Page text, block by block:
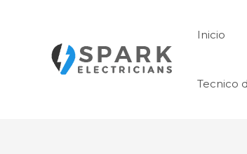
Inicio
Tecnico